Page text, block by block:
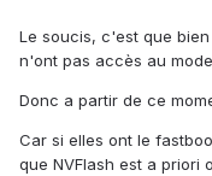
Le soucis, c'est que
n'ont pas accès au
Donc a partir de ce
Car si elles ont le
que NVFlash est a priori